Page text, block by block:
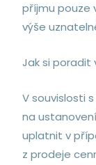
příjmu pouze
výše
Jak si
V souvislosti
na
uplatnit v
z prodeje